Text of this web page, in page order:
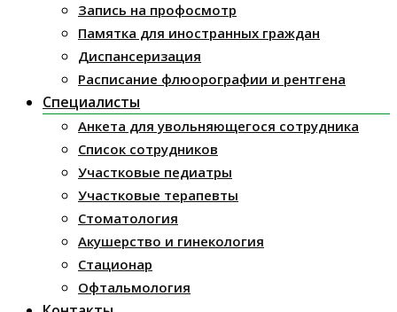
Запись на профосмотр
Памятка для иностранных граждан
Диспансеризация
Расписание флюорографии и рентгена
Специалисты
Анкета для увольняющегося сотрудника
Список сотрудников
Участковые педиатры
Участковые терапевты
Стоматология
Акушерство и гинекология
Стационар
Офтальмология